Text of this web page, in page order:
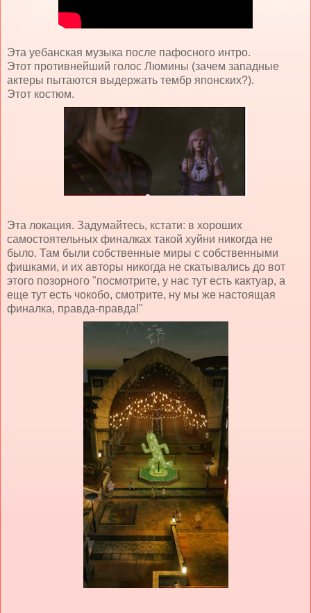
Эта уебанская музыка после пафосного интро.
Этот противнейший голос Люмины (зачем западные
актеры пытаются выдержать тембр японских?).
Этот костюм.
Эта локация. Задумайтесь, кстати: в хороших
самостоятельных финалках такой хуйни никогда не
было. Там были собственные миры с собственными
фишками, и их авторы никогда не скатывались до вот
этого позорного "посмотрите, у нас тут есть кактуар, а
еще тут есть чокобо, смотрите, ну мы же настоящая
финалка, правда-правда!"